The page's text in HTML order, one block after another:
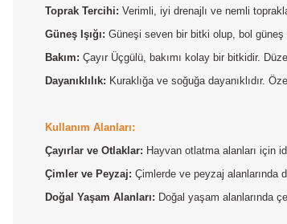
Toprak Tercihi: Verimli, iyi drenajlı ve nemli
Güneş Işığı: Güneşi seven bir bitki olup, bol
Bakım: Çayır Üçgülü, bakımı kolay bir bitkidir.
Dayanıklılık: Kuraklığa ve soğuğa dayanıklıdır.
Kullanım Alanları:
Çayırlar ve Otlaklar: Hayvan otlatma alanları için
Çimler ve Peyzaj: Çimlerde ve peyzaj alanlarında
Doğal Yaşam Alanları: Doğal yaşam alanlarında